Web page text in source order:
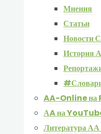
Мнения
Статьи
Новости
История
AA-Online на
АA на
Литература